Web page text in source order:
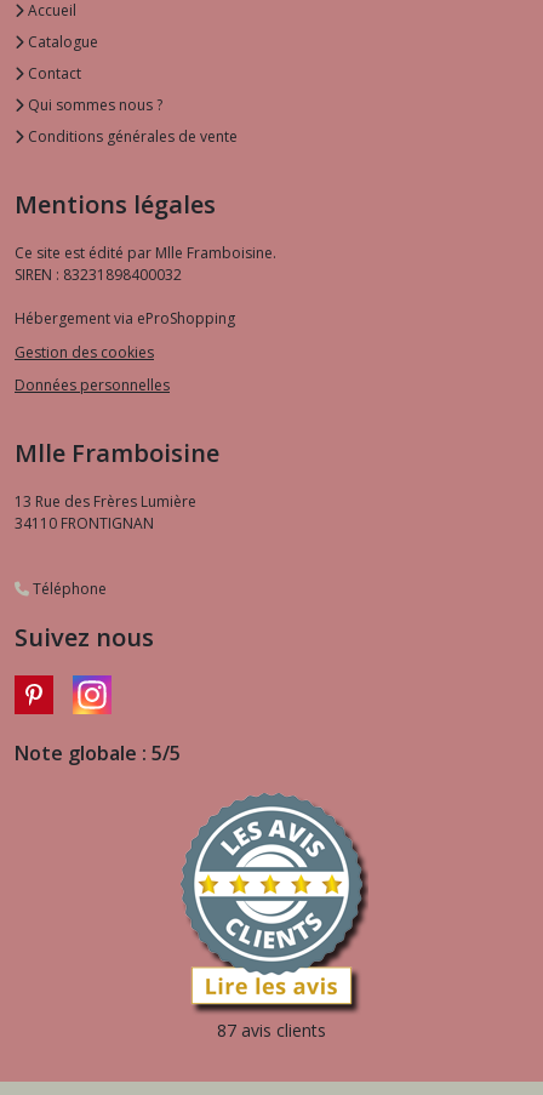
Accueil
Catalogue
Contact
Qui sommes nous ?
Conditions générales de vente
Mentions légales
Ce site est édité par Mlle Framboisine.
SIREN : 83231898400032
Hébergement via eProShopping
Gestion des cookies
Données personnelles
Mlle Framboisine
13 Rue des Frères Lumière
34110 FRONTIGNAN
Téléphone
Suivez nous
Note globale : 5/5
87 avis clients